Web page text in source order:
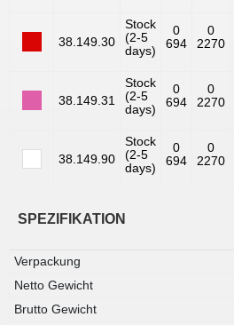
38.149.30
Stock
(2-5
days)
0
694
0
2270
38.149.31
Stock
(2-5
days)
0
694
0
2270
38.149.90
Stock
(2-5
days)
0
694
0
2270
SPEZIFIKATION
Verpackung
Netto Gewicht
Brutto Gewicht